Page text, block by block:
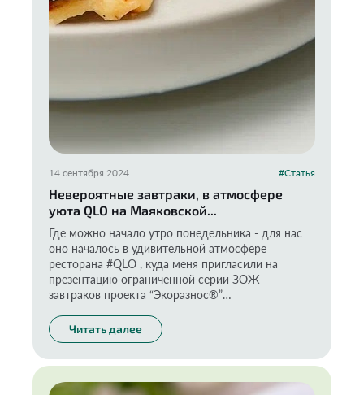
14 сентября 2024 #Статья
Невероятные завтраки, в атмосфере
уюта QLO на Маяковской...
Где можно начало утро понедельника - для нас
оно началось в удивительной атмосфере
ресторана #QLO , куда меня пригласили на
презентацию ограниченной серии ЗОЖ-
завтраков проекта “Экоразнос®️”
Читать далее